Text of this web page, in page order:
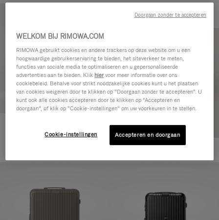
WELKOM BIJ RIMOWA.COM
RIMOWA gebruikt cookies en andere trackers op deze website om u een
hoogwaardige gebruikerservaring te bieden, het siteverkeer te meten,
functies van sociale media te optimaliseren en u gepersonaliseerde
advertenties aan te bieden. Klik hiervoor meer informatie over ons
cookiebeleid. Behalve voor strikt noodzakelijke cookies kunt u het plaatsen
van cookies weigeren door te klikken op “Doorgaan zonder te accepteren”. U
kunt ook alle cookies accepteren door te klikken op “Accepteren en
doorgaan”, of klik op “Cookie-instellingen” om uw voorkeuren in te stellen.
Cookie-instellingen Accepteren en doorgaan
Doorgaan zonder te accepteren